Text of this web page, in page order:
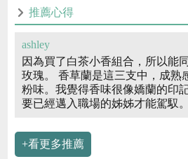
推薦心得
ashley
因為買了白茶小香組合，所以能
玫瑰。 香草蘭是這三支中，成熟
粉味。我覺得香味很像嬌蘭的印
要已經邁入職場的姊姊才能駕馭。
+看更多推薦